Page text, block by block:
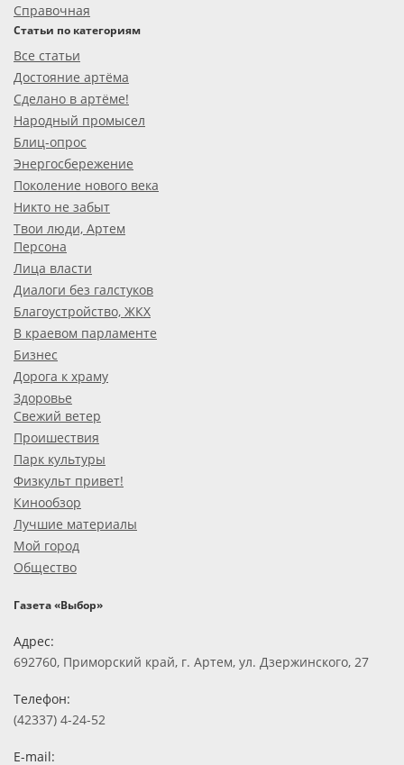
Справочная
Статьи по категориям
Все статьи
Достояние артёма
Сделано в артёме!
Народный промысел
Блиц-опрос
Энергосбережение
Поколение нового века
Никто не забыт
Твои люди, Артем
Персона
Лица власти
Диалоги без галстуков
Благоустройство, ЖКХ
В краевом парламенте
Бизнес
Дорога к храму
Здоровье
Свежий ветер
Проишествия
Парк культуры
Физкульт привет!
Кинообзор
Лучшие материалы
Мой город
Общество
Газета «Выбор»
Адрес:
692760, Приморский край, г. Артем, ул. Дзержинского, 27
Телефон:
(42337) 4-24-52
E-mail: